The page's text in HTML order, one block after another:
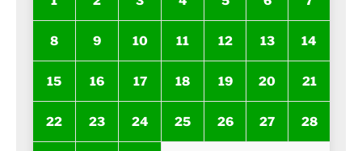
8 9 10 11 12 13 14
15 16 17 18 19 20 21
22 23 24 25 26 27 28